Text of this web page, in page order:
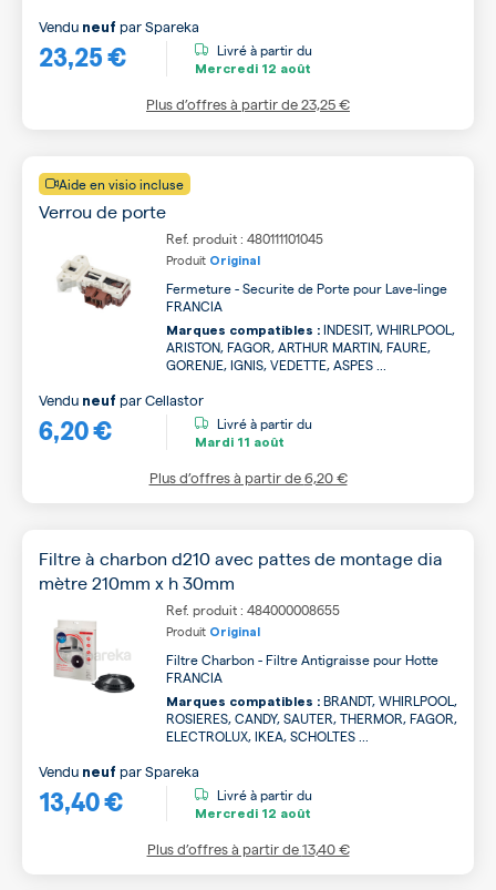
23,25 €
Vendu neuf parSpareka
Livré à partir du
Mercredi 12 août
Plus d’offres à partir de23,25 €
Aide en visio incluse
Verrou de porte
Ref. produit : 480111101045
Produit Original
Fermeture - Securite de Porte pour Lave-linge
FRANCIA
Marques compatibles : INDESIT, WHIRLPOOL,
ARISTON, FAGOR, ARTHUR MARTIN, FAURE,
GORENJE, IGNIS, VEDETTE, ASPES ...
6,20 €
Vendu neuf parCellastor
Livré à partir du
Mardi 11 août
Plus d’offres à partir de6,20 €
Filtre à charbon d210 avec pattes de montage dia
mètre 210mm x h 30mm
Ref. produit : 484000008655
Produit Original
Filtre Charbon - Filtre Antigraisse pour Hotte
FRANCIA
Marques compatibles : BRANDT, WHIRLPOOL,
ROSIERES, CANDY, SAUTER, THERMOR, FAGOR,
ELECTROLUX, IKEA, SCHOLTES ...
13,40 €
Vendu neuf parSpareka
Livré à partir du
Mercredi 12 août
Plus d’offres à partir de13,40 €